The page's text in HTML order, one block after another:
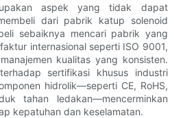
aspek yang tidak dapat
dari pabrik katup solenoid
sebaiknya mencari pabrik yang
internasional seperti ISO 9001,
kualitas yang konsisten.
sertifikasi khusus industri
hidrolik—seperti CE, RoHS,
tahan ledakan—mencerminkan
kepatuhan dan keselamatan.